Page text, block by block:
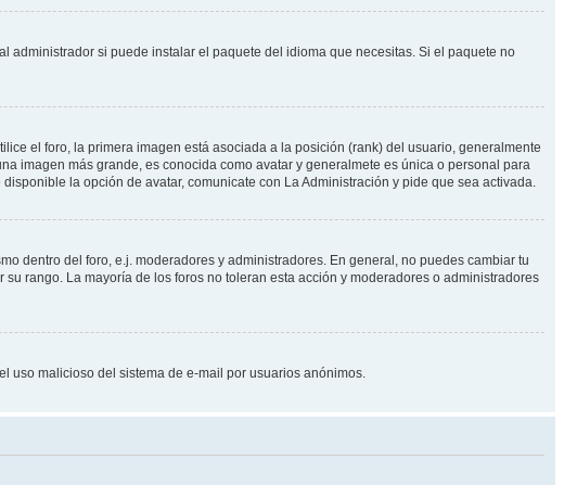
si puede instalar el paquete del idioma que necesitas. Si el paquete no
el foro, la primera imagen está asociada a la posición (rank) del usuario, generalmente
imagen más grande, es conocida como avatar y generalmete es única o personal para
la opción de avatar, comunicate con La Administración y pide que sea activada.
dentro del foro, e.j. moderadores y administradores. En general, no puedes cambiar tu
rango. La mayoría de los foros no toleran esta acción y moderadores o administradores
uso malicioso del sistema de e-mail por usuarios anónimos.